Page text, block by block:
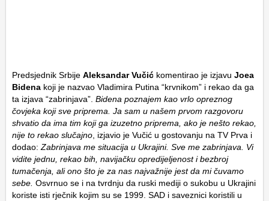
Predsjednik Srbije Aleksandar Vučić komentirao je izjavu Joea
Bidena koji je nazvao Vladimira Putina “krvnikom” i rekao da ga
ta izjava “zabrinjava”. Bidena poznajem kao vrlo opreznog
čovjeka koji sve priprema. Ja sam u našem prvom razgovoru
shvatio da ima tim koji ga izuzetno priprema, ako je nešto rekao,
nije to rekao slučajno , izjavio je Vučić u gostovanju na TV Prva i
dodao: Zabrinjava me situacija u Ukrajini. Sve me zabrinjava. Vi
vidite jednu, rekao bih, navijačku opredijeljenost i bezbroj
tumačenja, ali ono što je za nas najvažnije jest da mi čuvamo
sebe. Osvrnuo se i na tvrdnju da ruski mediji o sukobu u Ukrajini
koriste isti rječnik kojim su se 1999. SAD i saveznici koristili u